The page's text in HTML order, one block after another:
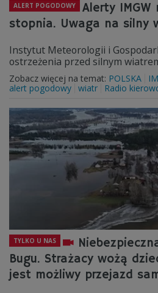
ALERT POGODOWY
Alerty IMGW
stopnia. Uwaga na silny
Instytut Meteorologii i
ostrzeżenia przed silnym
Zobacz więcej na temat: POLSKA
alert pogodowy wiatr Radio
TYLKO U NAS
Bugu. Strażacy wożą
jest możliwy przejazd